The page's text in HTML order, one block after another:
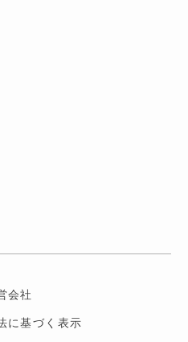
会社
に基づく表示